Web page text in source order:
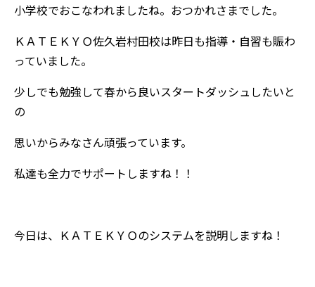
小学校でおこなわれましたね。おつかれさまでした。
ＫＡＴＥＫＹＯ佐久岩村田校は昨日も指導・自習も賑わ
っていました。
少しでも勉強して春から良いスタートダッシュしたいと
の
思いからみなさん頑張っています。
私達も全力でサポートしますね！！
今日は、ＫＡＴＥＫＹＯのシステムを説明しますね！